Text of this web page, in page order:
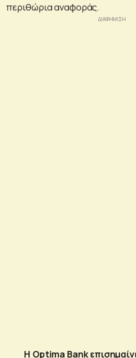
περιθώρια αναφοράς.
Η Optima Bank